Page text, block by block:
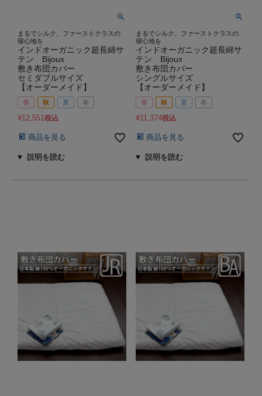
まるでシルク。ファーストクラスの
寝心地を
インドオーガニック超長綿サ
テン Bijoux
敷き布団カバー
セミダブルサイズ
【オーダーメイド】
春 秋 夏 冬
¥12,551税込
商品を見る
まるでシルク。ファーストクラスの
寝心地を
インドオーガニック超長綿サ
テン Bijoux
敷き布団カバー
シングルサイズ
【オーダーメイド】
春 秋 夏 冬
¥11,374税込
商品を見る